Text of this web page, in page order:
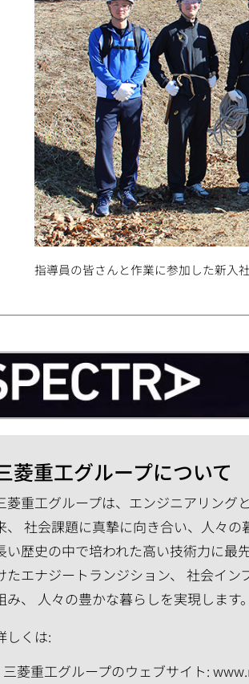
指導員の皆さんと作業に参加した新入
菱重工グループについて
菱重工グループは、エンジニアリング
、 社会課題に真摯に向き合い、人々の
い歴史の中で培われた高い技術力に最
たエナジートランジション、 社会イ
み、 人々の豊かな暮らしを実現します。
しくは:
三菱重工グループのウェブサイト: